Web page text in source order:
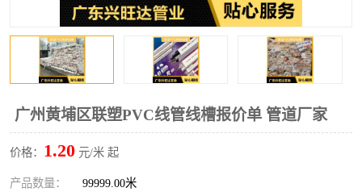
广州黄埔区联塑PVC线管线槽报价单 管道厂家
价格： 1.20 元/米 起
产品数量： 99999.00米